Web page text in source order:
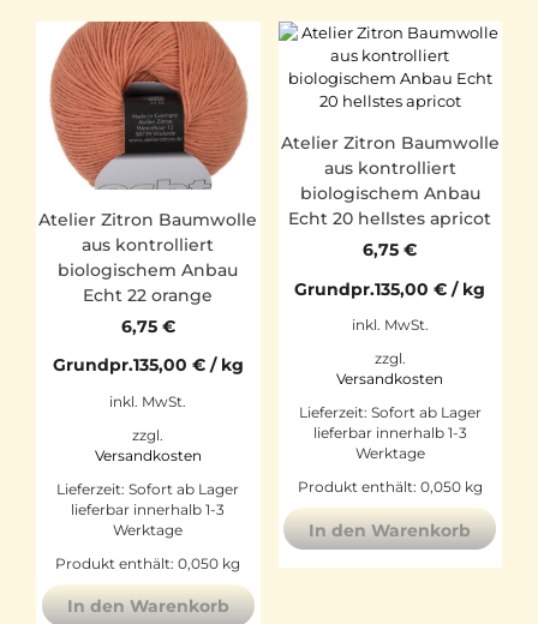
Atelier Zitron Baumwolle
aus kontrolliert
biologischem Anbau
Echt 22 orange
6,75 €
Grundpr.135,00 €/ kg
inkl. MwSt.
zzgl.
Versandkosten
Lieferzeit:Sofort ab Lager
lieferbar innerhalb 1-3
Werktage
Produkt enthält: 0,050 kg
In den Warenkorb
Atelier Zitron Baumwolle
aus kontrolliert
biologischem Anbau
Echt 20 hellstes apricot
6,75€
Grundpr.135,00€ / kg
inkl. MwSt.
zzgl.
Versandkosten
Lieferzeit: Sofort ab Lager
lieferbar innerhalb 1-3
Werktage
Produkt enthält: 0,050 kg
In den Warenkorb